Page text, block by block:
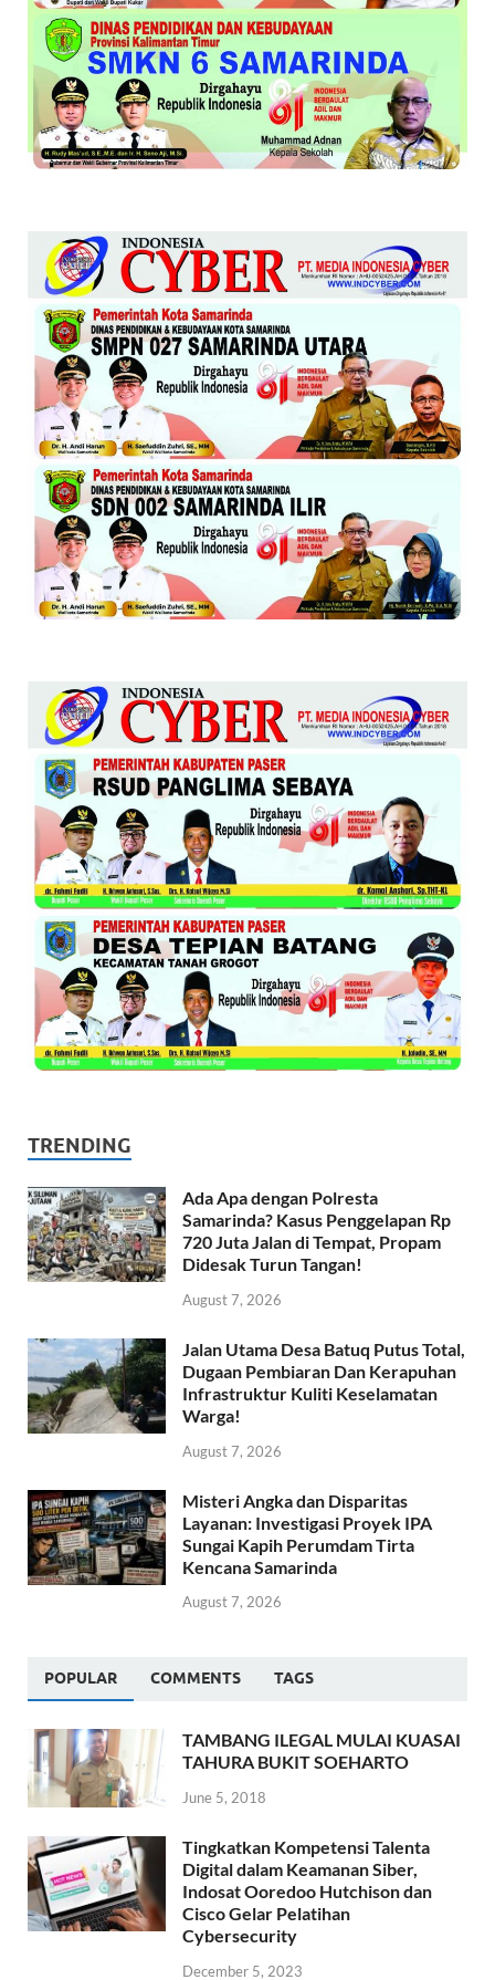
TRENDING
Ada Apa dengan Polresta
Samarinda? Kasus Penggelapan Rp
720 Juta Jalan di Tempat, Propam
Didesak Turun Tangan!
August 7, 2026
Jalan Utama Desa Batuq Putus Total,
Dugaan Pembiaran Dan Kerapuhan
Infrastruktur Kuliti Keselamatan
Warga!
August 7, 2026
Misteri Angka dan Disparitas
Layanan: Investigasi Proyek IPA
Sungai Kapih Perumdam Tirta
Kencana Samarinda
August 7, 2026
POPULAR COMMENTS TAGS
TAMBANG ILEGAL MULAI KUASAI
TAHURA BUKIT SOEHARTO
June 5, 2018
Tingkatkan Kompetensi Talenta
Digital dalam Keamanan Siber,
Indosat Ooredoo Hutchison dan
Cisco Gelar Pelatihan
Cybersecurity
December 5, 2023